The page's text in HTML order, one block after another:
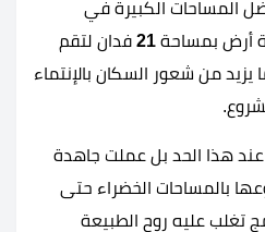
المساحات الكبيرة في
أرض بمساحة 21 فدان لتقم
من شعور السكان بالإنتماء
هذا الحد بل عملت جاهدة
بالمساحات الخضراء حتى
تغلب عليه روح الطبيعة